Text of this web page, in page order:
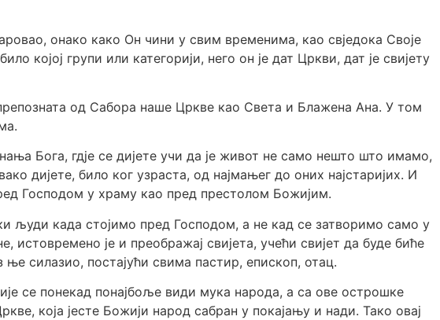
онако како Он чини у свим временима, као свједока Своје
којој групи или категорији, него он је дат Цркви, дат је свијету
од Сабора наше Цркве као Света и Блажена Ана. У том
Бога, гдје се дијете учи да је живот не само нешто што имамо,
дијете, било ког узраста, од најмањег до оних најстаријих. И
Господом у храму као пред престолом Божијим.
људи када стојимо пред Господом, а не кад се затворимо само у
је и преображај свијета, учећи свијет да буде биће
ње силазио, постајући свима пастир, епископ, отац.
се понекад понајбоље види мука народа, а са ове острошке
која јесте Божији народ сабран у покајању и нади. Тако овај